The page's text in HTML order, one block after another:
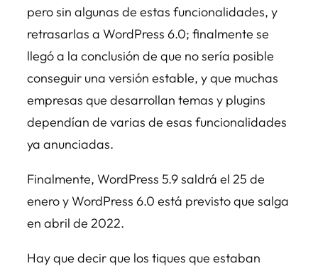
pero sin algunas de estas funcionalidades, y
retrasarlas a WordPress 6.0; finalmente se
llegó a la conclusión de que no sería posible
conseguir una versión estable, y que muchas
empresas que desarrollan temas y plugins
dependían de varias de esas funcionalidades
ya anunciadas.
Finalmente, WordPress 5.9 saldrá el 25 de
enero y WordPress 6.0 está previsto que salga
en abril de 2022.
Hay que decir que los tiques que estaban